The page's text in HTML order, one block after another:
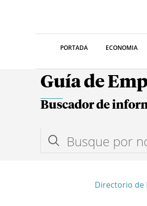
PORTADA ECONOMIA
Guía de
Buscador de
Directorio de